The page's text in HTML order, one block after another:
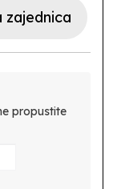
zajednica
propustite